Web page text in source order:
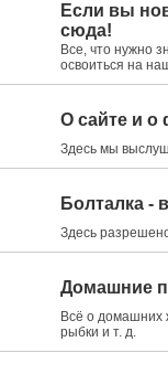
Если вы
сюда!
Все, что нужно
освоиться на
О сайте и о
Здесь мы
Болталка -
Здесь
Домашние
Всё о домашних
рыбки и т. д.